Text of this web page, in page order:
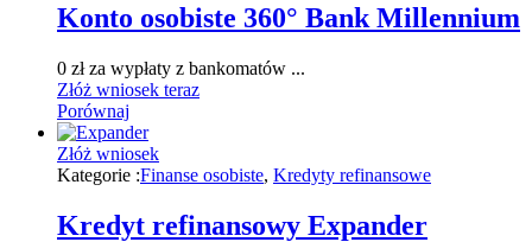
Konto osobiste 360° Bank Millennium
0 zł za wypłaty z bankomatów ...
Złóż wniosek teraz
Porównaj
Złóż wniosek
Kategorie :Finanse osobiste, Kredyty refinansowe
Kredyt refinansowy Expander